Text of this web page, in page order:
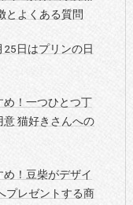
とよくある質問
日はプリンの日
！一つひとつ丁
猫好きさんへの
！豆柴がデザイ
プレゼントする商